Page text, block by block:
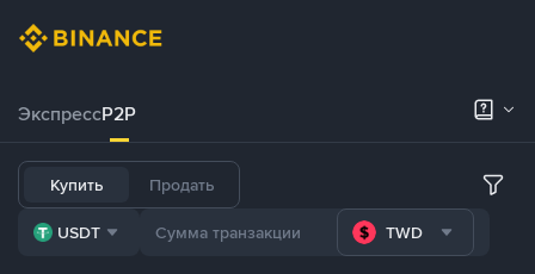
ЭкспрессP2P
Купить Продать
USDT TWD